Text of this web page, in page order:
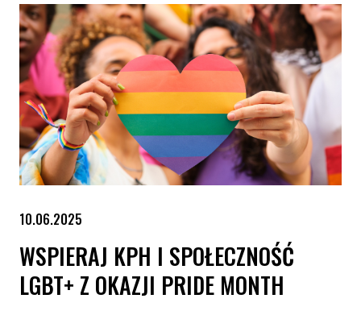
10.06.2025
WSPIERAJ KPH I SPOŁECZNOŚĆ
LGBT+ Z OKAZJI PRIDE MONTH